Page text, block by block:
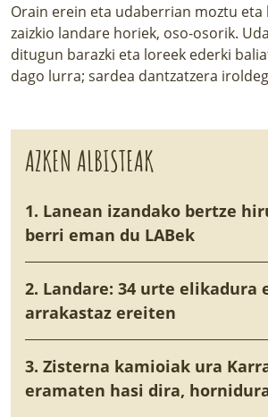
Orain erein eta udaberrian moztu
zaizkio landare horiek, oso-osorik.
ditugun barazki eta loreek ederki
dago lurra; sardea dantzatzera
AZKEN ALBISTEAK
1. Lanean izandako bertze
berri eman du LABek
2. Landare: 34 urte elikadura
arrakastaz ereiten
3. Zisterna kamioiak ura
eramaten hasi dira,